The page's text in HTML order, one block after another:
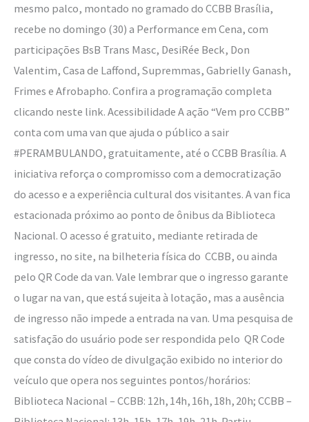
mesmo palco, montado no gramado do CCBB Brasília,
recebe no domingo (30) a Performance em Cena, com
participações BsB Trans Masc, DesiRée Beck, Don
Valentim, Casa de Laffond, Supremmas, Gabrielly Ganash,
Frimes e Afrobapho. Confira a programação completa
clicando neste link. Acessibilidade A ação “Vem pro CCBB”
conta com uma van que ajuda o público a sair
#PERAMBULANDO, gratuitamente, até o CCBB Brasília. A
iniciativa reforça o compromisso com a democratização
do acesso e a experiência cultural dos visitantes. A van fica
estacionada próximo ao ponto de ônibus da Biblioteca
Nacional. O acesso é gratuito, mediante retirada de
ingresso, no site, na bilheteria física do CCBB, ou ainda
pelo QR Code da van. Vale lembrar que o ingresso garante
o lugar na van, que está sujeita à lotação, mas a ausência
de ingresso não impede a entrada na van. Uma pesquisa de
satisfação do usuário pode ser respondida pelo QR Code
que consta do vídeo de divulgação exibido no interior do
veículo que opera nos seguintes pontos/horários:
Biblioteca Nacional – CCBB: 12h, 14h, 16h, 18h, 20h; CCBB –